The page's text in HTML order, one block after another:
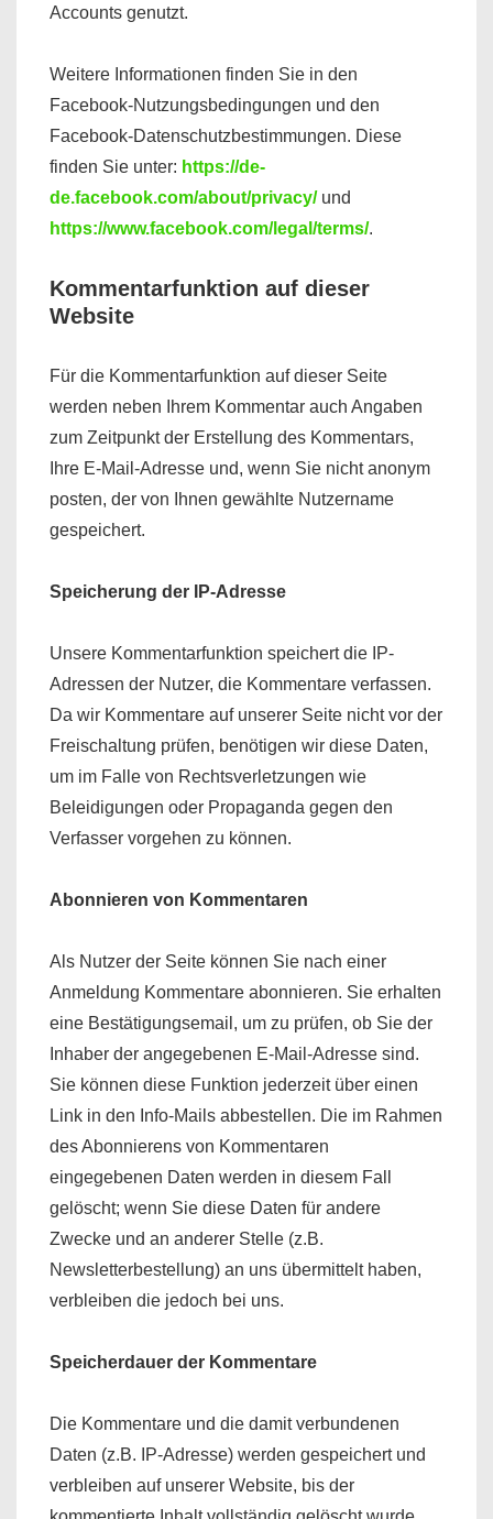
Accounts genutzt.
Weitere Informationen finden Sie in den
Facebook-Nutzungsbedingungen und den
Facebook-Datenschutzbestimmungen. Diese
finden Sie unter: https://de-
de.facebook.com/about/privacy/und
https://www.facebook.com/legal/terms/.
Kommentarfunktion auf dieser
Website
Für die Kommentarfunktion auf dieser Seite
werden neben Ihrem Kommentar auch Angaben
zum Zeitpunkt der Erstellung des Kommentars,
Ihre E-Mail-Adresse und, wenn Sie nicht anonym
posten, der von Ihnen gewählte Nutzername
gespeichert.
Speicherung der IP-Adresse
Unsere Kommentarfunktion speichert die IP-
Adressen der Nutzer, die Kommentare verfassen.
Da wir Kommentare auf unserer Seite nicht vor der
Freischaltung prüfen, benötigen wir diese Daten,
um im Falle von Rechtsverletzungen wie
Beleidigungen oder Propaganda gegen den
Verfasser vorgehen zu können.
Abonnieren von Kommentaren
Als Nutzer der Seite können Sie nach einer
Anmeldung Kommentare abonnieren. Sie erhalten
eine Bestätigungsemail, um zu prüfen, ob Sie der
Inhaber der angegebenen E-Mail-Adresse sind.
Sie können diese Funktion jederzeit über einen
Link in den Info-Mails abbestellen. Die im Rahmen
des Abonnierens von Kommentaren
eingegebenen Daten werden in diesem Fall
gelöscht; wenn Sie diese Daten für andere
Zwecke und an anderer Stelle (z.B.
Newsletterbestellung) an uns übermittelt haben,
verbleiben die jedoch bei uns.
Speicherdauer der Kommentare
Die Kommentare und die damit verbundenen
Daten (z.B. IP-Adresse) werden gespeichert und
verbleiben auf unserer Website, bis der